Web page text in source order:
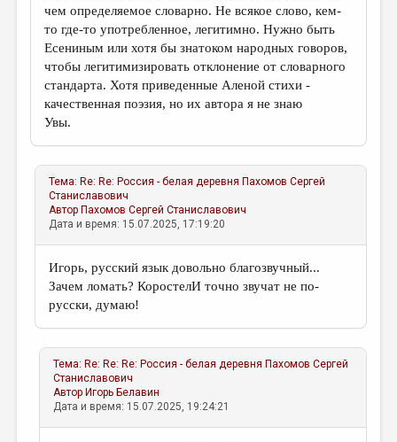
чем определяемое словарно. Не всякое слово, кем-
то где-то употребленное, легитимно. Нужно быть
Есениным или хотя бы знатоком народных говоров,
чтобы легитимизировать отклонение от словарного
стандарта. Хотя приведенные Аленой стихи -
качественная поэзия, но их автора я не знаю
Увы.
Тема: Re: Re: Россия - белая деревня Пахомов Сергей
Станиславович
Автор Пахомов Сергей Станиславович
Дата и время: 15.07.2025, 17:19:20
Игорь, русский язык довольно благозвучный...
Зачем ломать? КоростелИ точно звучат не по-
русски, думаю!
Тема: Re: Re: Re: Россия - белая деревня Пахомов Сергей
Станиславович
Автор Игорь Белавин
Дата и время: 15.07.2025, 19:24:21